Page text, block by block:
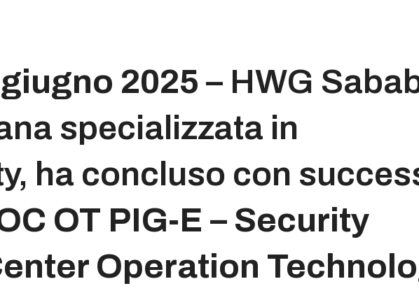
2025 – HWG
specializzata in
ha concluso con
OT PIG-E – Security
Operation